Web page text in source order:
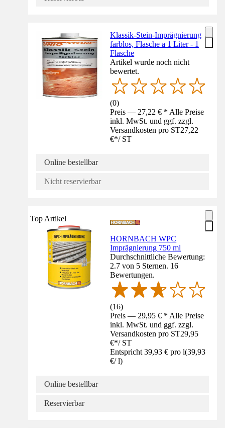
Klassik-Stein-Imprägnierung
farblos, Flasche a 1 Liter - 1
Flasche
Artikel wurde noch nicht
bewertet.
(0)
Preis — 27,22 € * Alle Preise
inkl. MwSt. und ggf. zzgl.
Versandkosten pro ST27,22
€*/ ST
Online bestellbar
Nicht reservierbar
Top Artikel
HORNBACH WPC
Imprägnierung 750 ml
Durchschnittliche Bewertung:
2.7 von 5 Sternen. 16
Bewertungen.
(16)
Preis — 29,95 € * Alle Preise
inkl. MwSt. und ggf. zzgl.
Versandkosten pro ST29,95
€*/ ST
Entspricht 39,93 € pro l(39,93
€/ l)
Online bestellbar
Reservierbar